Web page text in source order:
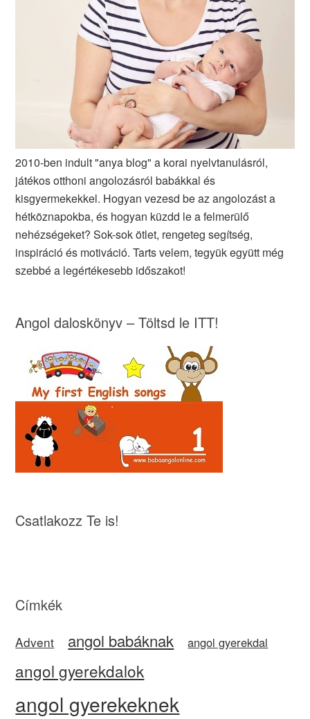
2010-ben indult "anya blog" a korai nyelvtanulásról,
játékos otthoni angolozásról babákkal és
kisgyermekekkel. Hogyan vezesd be az angolozást a
hétköznapokba, és hogyan küzdd le a felmerülő
nehézségeket? Sok-sok ötlet, rengeteg segítség,
inspiráció és motiváció. Tarts velem, tegyük együtt még
szebbé a legértékesebb időszakot!
Angol daloskönyv – Töltsd le ITT!
Csatlakozz Te is!
Címkék
Advent angol babáknak angol gyerekdal
angol gyerekdalok
angol gyerekeknek